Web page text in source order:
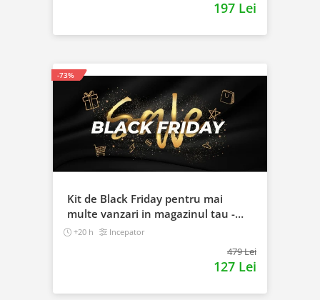
197 Lei
Kit de Black Friday pentru mai
multe vanzari in magazinul tau -
Curs Video Online
+20 h Incepator
479 Lei
127 Lei
-73%